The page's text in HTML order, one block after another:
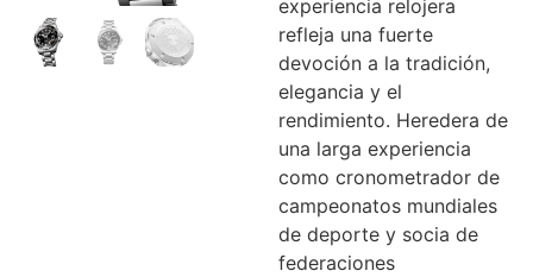
experiencia relojera
refleja una fuerte
devoción a la tradición,
elegancia y el
rendimiento. Heredera de
una larga experiencia
como cronometrador de
campeonatos mundiales
de deporte y socia de
federaciones